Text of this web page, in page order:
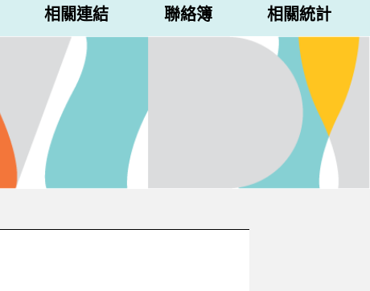
相關連結 聯絡簿 相關統計